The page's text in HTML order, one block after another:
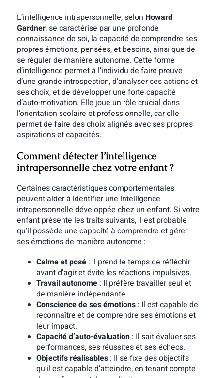
L’intelligence intrapersonnelle, selon Howard
Gardner, se caractérise par une profonde
connaissance de soi, la capacité de comprendre ses
propres émotions, pensées, et besoins, ainsi que de
se réguler de manière autonome. Cette forme
d’intelligence permet à l’individu de faire preuve
d’une grande introspection, d’analyser ses actions et
ses choix, et de développer une forte capacité
d’auto-motivation. Elle joue un rôle crucial dans
l’orientation scolaire et professionnelle, car elle
permet de faire des choix alignés avec ses propres
aspirations et capacités.
Comment détecter l’intelligence
intrapersonnelle chez votre enfant ?
Certaines caractéristiques comportementales
peuvent aider à identifier une intelligence
intrapersonnelle développée chez un enfant. Si votre
enfant présente les traits suivants, il est probable
qu’il possède une capacité à comprendre et gérer
ses émotions de manière autonome :
Calme et posé: Il prend le temps de réfléchir
avant d’agir et évite les réactions impulsives.
Travail autonome: Il préfère travailler seul et
de manière indépendante.
Conscience de ses émotions: Il est capable de
reconnaître et de comprendre ses émotions et
leur impact.
Capacité d’auto-évaluation: Il sait évaluer ses
performances, ses réussites et ses échecs.
Objectifs réalisables: Il se fixe des objectifs
qu’il est capable d’atteindre, en tenant compte